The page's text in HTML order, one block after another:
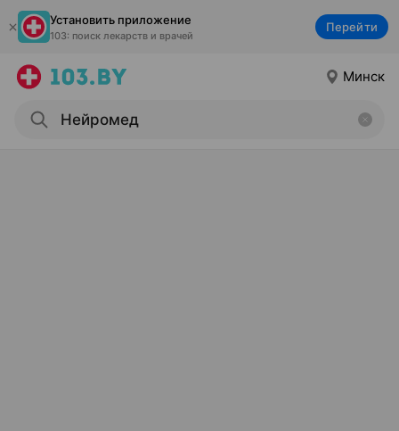
Установить приложение
103: поиск лекарств и врачей
Перейти
Минск